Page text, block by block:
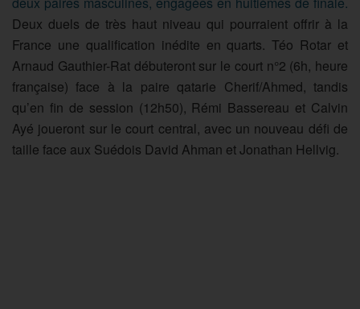
Deux duels de très haut niveau qui pourraient offrir à la
France une qualification inédite en quarts. Téo Rotar et
Arnaud Gauthier-Rat débuteront sur le court n°2 (6h, heure
française) face à la paire qatarie Cherif/Ahmed, tandis
qu’en fin de session (12h50), Rémi Bassereau et Calvin
Ayé joueront sur le court central, avec un nouveau défi de
taille face aux Suédois David Ahman et Jonathan Hellvig.